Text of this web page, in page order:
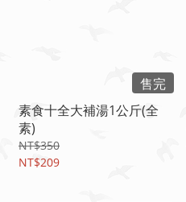
售完
素食十全大補湯1公斤(全
素)
NT$350
NT$209